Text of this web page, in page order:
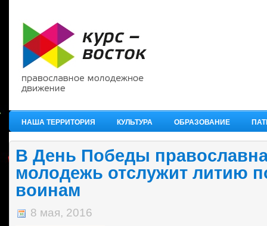
НАША ТЕРРИТОРИЯ КУЛЬТУРА ОБРАЗОВАНИЕ
В День Победы
молодежь отслужит литию
воинам
8 мая, 2016